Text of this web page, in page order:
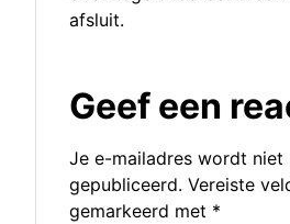
afsluit.
Geef een
Je e-mailadres wordt niet
gepubliceerd. Vereiste
gemarkeerd met *